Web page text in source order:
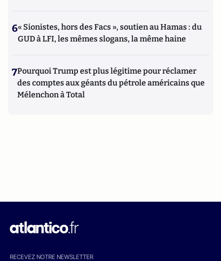
6« Sionistes, hors des Facs », soutien au Hamas : du
GUD à LFI, les mêmes slogans, la même haine
7Pourquoi Trump est plus légitime pour réclamer
des comptes aux géants du pétrole américains que
Mélenchon à Total
RECEVEZ NOTRE NEWSLETTER